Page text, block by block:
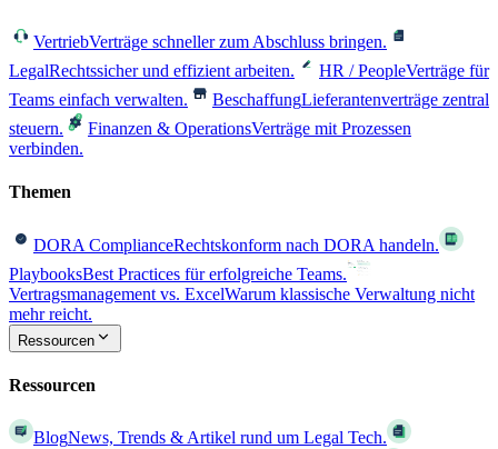
VertriebVerträge schneller zum Abschluss bringen.
LegalRechtssicher und effizient arbeiten. HR / PeopleVerträge für
Teams einfach verwalten.
BeschaffungLieferantenverträge zentral
steuern.
Finanzen & OperationsVerträge mit Prozessen
verbinden.
Themen
DORA ComplianceRechtskonform nach DORA handeln.
PlaybooksBest Practices für erfolgreiche Teams.
Vertragsmanagement vs. ExcelWarum klassische Verwaltung nicht
mehr reicht.
Ressourcen
Ressourcen
BlogNews, Trends & Artikel rund um Legal Tech.